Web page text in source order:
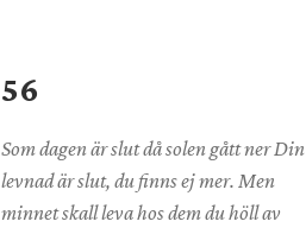
56
Som dagen är slut då solen gått ner Din
levnad är slut, du finns ej mer. Men
minnet skall leva hos dem du höll av